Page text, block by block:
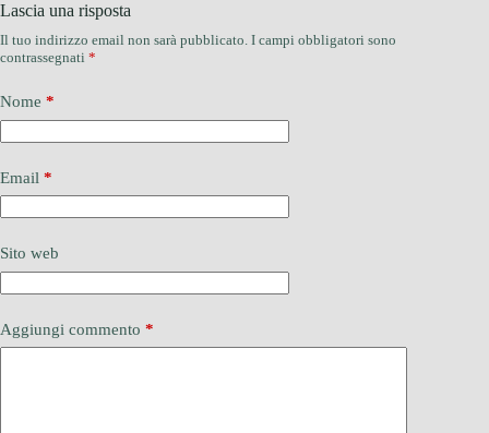
Lascia una risposta
Il tuo indirizzo email non sarà pubblicato. I campi obbligatori sono
contrassegnati *
Nome *
Email *
Sito web
Aggiungi commento *